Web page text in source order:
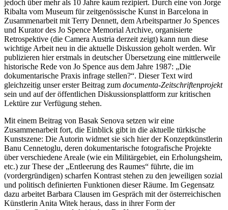
jedoch über mehr als 10 Jahre kaum rezipiert. Durch eine von Jorge
Ribalta vom Museum für zeitgenössische Kunst in Barcelona in
Zusammenarbeit mit Terry Dennett, dem Arbeitspartner Jo Spences
und Kurator des Jo Spence Memorial Archive, organisierte
Retrospektive (die Camera Austria derzeit zeigt) kann nun diese
wichtige Arbeit neu in die aktuelle Diskussion geholt werden. Wir
publizieren hier erstmals in deutscher Übersetzung eine mittlerweile
historische Rede von Jo Spence aus dem Jahre 1987: „Die
dokumentarische Praxis infrage stellen?“. Dieser Text wird
gleichzeitig unser erster Beitrag zum documenta-Zeitschriftenprojekt
sein und auf der öffentlichen Diskussionsplattform zur kritischen
Lektüre zur Verfügung stehen.
Mit einem Beitrag von Basak Senova setzen wir eine
Zusammenarbeit fort, die Einblick gibt in die aktuelle türkische
Kunstszene: Die Autorin widmet sie sich hier der Konzeptkünstlerin
Banu Cennetoglu, deren dokumentarische fotografische Projekte
über verschiedene Areale (wie ein Militärgebiet, ein Erholungsheim,
etc.) zur These der „Entleerung des Raumes“ führte, die im
(vordergründigen) scharfen Kontrast stehen zu den jeweiligen sozial
und politisch definierten Funktionen dieser Räume. Im Gegensatz
dazu arbeitet Barbara Clausen im Gespräch mit der österreichischen
Künstlerin Anita Witek heraus, dass in ihrer Form der